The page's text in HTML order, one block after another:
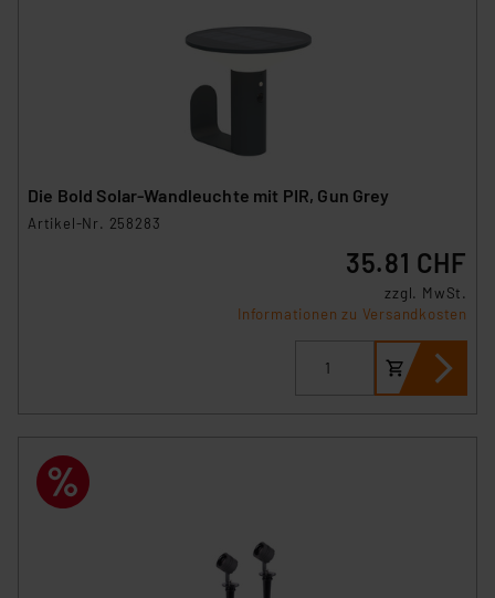
Die Bold Solar-Wandleuchte mit PIR, Gun Grey
Artikel-Nr. 258283
35.81 CHF
zzgl. MwSt.
Informationen zu Versandkosten